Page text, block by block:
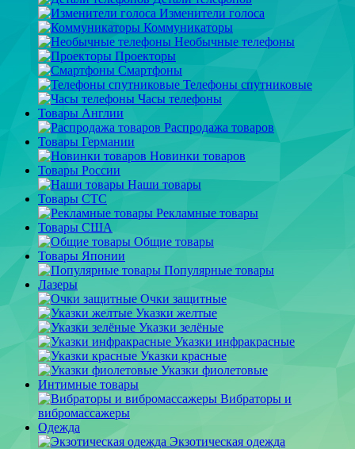
Изменители голоса
Коммуникаторы
Необычные телефоны
Проекторы
Смартфоны
Телефоны спутниковые
Часы телефоны
Товары Англии
Распродажа товаров
Товары Германии
Новинки товаров
Товары России
Наши товары
Товары СТС
Рекламные товары
Товары США
Общие товары
Товары Японии
Популярные товары
Лазеры
Очки защитные
Указки желтые
Указки зелёные
Указки инфракрасные
Указки красные
Указки фиолетовые
Интимные товары
Вибраторы и
вибромассажеры
Одежда
Экзотическая одежда